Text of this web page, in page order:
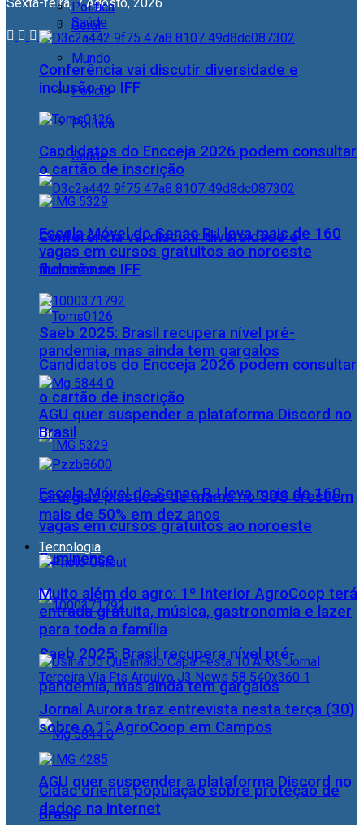
Geral
Mundo
Polícia
Política
Saúde
Conferência vai discutir diversidade e
inclusão no IFF
Candidatos do Encceja 2026 podem consultar
o cartão de inscrição
Escola Móvel do Senac RJ leva mais de 160
vagas em cursos gratuitos ao noroeste
fluminense
Saeb 2025: Brasil recupera nível pré-
pandemia, mas ainda tem gargalos
AGU quer suspender a plataforma Discord no
Brasil
Política
Saúde
Conferência vai discutir diversidade e
inclusão no IFF
Candidatos do Encceja 2026 podem consultar
o cartão de inscrição
Escola Móvel do Senac RJ leva mais de 160
vagas em cursos gratuitos ao noroeste
fluminense
Saeb 2025: Brasil recupera nível pré-
pandemia, mas ainda tem gargalos
AGU quer suspender a plataforma Discord no
Brasil
Cirurgias plásticas de mama no SUS crescem
mais de 50% em dez anos
Tecnologia
Muito além do agro: 1º Interior AgroCoop terá
entrada gratuita, música, gastronomia e lazer
para toda a família
Jornal Aurora traz entrevista nesta terça (30)
sobre o 1° AgroCoop em Campos
Cidac orienta população sobre proteção de
dados na internet